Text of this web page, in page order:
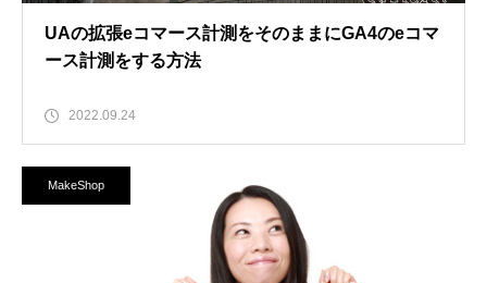
UAの拡張eコマース計測をそのままにGA4のeコマ
ース計測をする方法
2022.09.24
MakeShop